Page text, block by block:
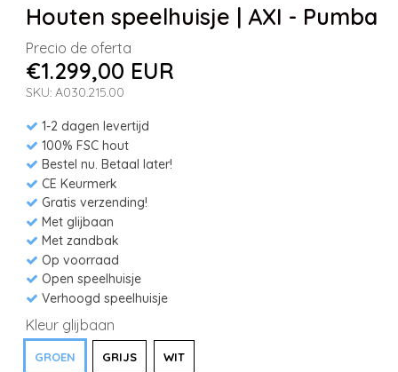
Houten speelhuisje | AXI - Pumba
Precio de oferta
€1.299,00 EUR
SKU: A030.215.00
1-2 dagen levertijd
100% FSC hout
Bestel nu. Betaal later!
CE Keurmerk
Gratis verzending!
Met glijbaan
Met zandbak
Op voorraad
Open speelhuisje
Verhoogd speelhuisje
Kleur glijbaan
GROEN GRIJS WIT